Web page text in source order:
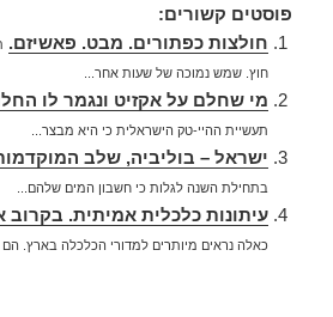
פוסטים קשורים:
חולצות כפתורים. מבט. פאשיזם.
חוץ. שמש נמוכה של שעות אחר...
מי שחלם על אקזיט ונגמר לו
תעשיית ההיי-טק הישראלית כי היא מבצר...
ישראל – בוליביה, שלב
בתחילת השנה לגלות כי חשבון המים שלהם...
עיתונות כלכלית אמיתית. בקרוב
כאלה נראים מיותרים למדורי הכלכלה בארץ. הם